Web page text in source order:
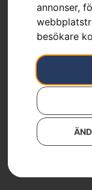
annonser,
besökare